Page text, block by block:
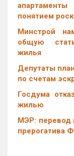
понятием
Минстрой
общую
жилья
Депутаты
по счетам
Госдума
жилью
МЭР:
прерогатива